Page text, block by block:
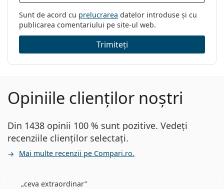
Sunt de acord cu prelucrarea datelor introduse și cu
publicarea comentariului pe site-ul web.
Trimiteți
Opiniile clienților noștri
Din 1438 opinii 100 % sunt pozitive. Vedeți
recenziile clienților selectați.
Mai multe recenzii pe Compari.ro.
ceva extraordinar